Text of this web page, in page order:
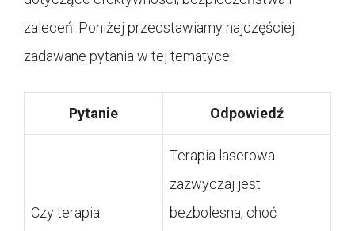
zaleceń. Poniżej przedstawiamy najczęściej
zadawane pytania w tej tematyce:
Pytanie Odpowiedź
Czy terapia
Terapia laserowa
zazwyczaj jest
bezbolesna, choć